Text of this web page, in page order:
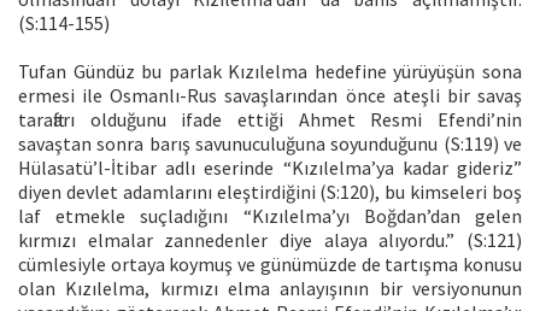
(S:114-155)
Tufan Gündüz bu parlak Kızılelma hedefine yürüyüşün sona
ermesi ile Osmanlı-Rus savaşlarından önce ateşli bir savaş
taraftarı olduğunu ifade ettiği Ahmet Resmi Efendi’nin
savaştan sonra barış savunuculuğuna soyunduğunu (S:119) ve
Hülasatü’l-İtibar adlı eserinde “Kızılelma’ya kadar gideriz”
diyen devlet adamlarını eleştirdiğini (S:120), bu kimseleri boş
laf etmekle suçladığını “Kızılelma’yı Boğdan’dan gelen
kırmızı elmalar zannedenler diye alaya alıyordu.” (S:121)
cümlesiyle ortaya koymuş ve günümüzde de tartışma konusu
olan Kızılelma, kırmızı elma anlayışının bir versiyonunun